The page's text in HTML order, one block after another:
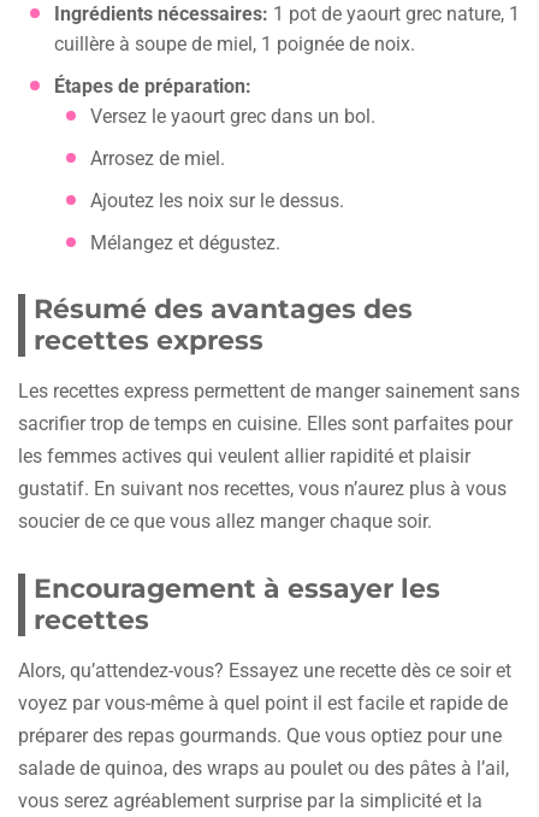
Ingrédients nécessaires: 1 pot de yaourt grec nature, 1
cuillère à soupe de miel, 1 poignée de noix.
Étapes de préparation:
Versez le yaourt grec dans un bol.
Arrosez de miel.
Ajoutez les noix sur le dessus.
Mélangez et dégustez.
Résumé des avantages des
recettes express
Les recettes express permettent de manger sainement sans
sacrifier trop de temps en cuisine. Elles sont parfaites pour
les femmes actives qui veulent allier rapidité et plaisir
gustatif. En suivant nos recettes, vous n’aurez plus à vous
soucier de ce que vous allez manger chaque soir.
Encouragement à essayer les
recettes
Alors, qu’attendez-vous? Essayez une recette dès ce soir et
voyez par vous-même à quel point il est facile et rapide de
préparer des repas gourmands. Que vous optiez pour une
salade de quinoa, des wraps au poulet ou des pâtes à l’ail,
vous serez agréablement surprise par la simplicité et la